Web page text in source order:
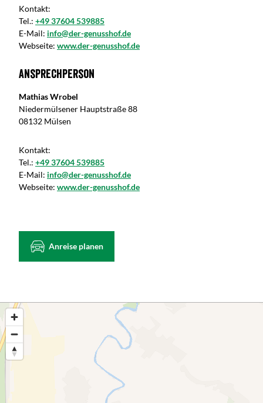
Kontakt:
Tel.: +49 37604 539885
E-Mail: info@der-genusshof.de
Webseite: www.der-genusshof.de
Ansprechperson
Mathias Wrobel
Niedermülsener Hauptstraße 88
08132 Mülsen
Kontakt:
Tel.: +49 37604 539885
E-Mail: info@der-genusshof.de
Webseite: www.der-genusshof.de
Anreise planen